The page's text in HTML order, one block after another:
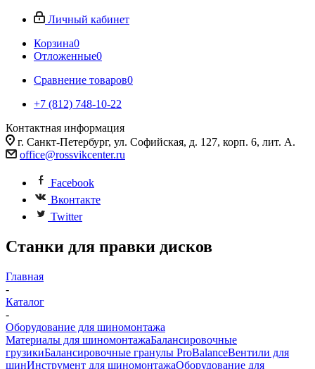
Личный кабинет
Корзина0
Отложенные0
Сравнение товаров0
+7 (812) 748-10-22
Контактная информация
г. Санкт-Петербург, ул. Софийская, д. 127, корп. 6, лит. А.
office@rossvikcenter.ru
Facebook
Вконтакте
Twitter
Станки для правки дисков
Главная
-
Каталог
-
Оборудование для шиномонтажа
Материалы для шиномонтажаБалансировочные
грузикиБалансировочные гранулы ProBalanceВентили для
шинИнструмент для шиномонтажаОборудование для